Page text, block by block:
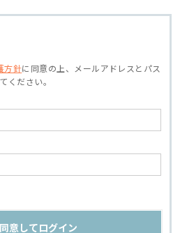
方針に同意の上、
メールアドレスとパス
ください。